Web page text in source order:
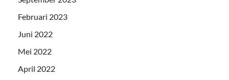
Februari 2023
Juni 2022
Mei 2022
April 2022